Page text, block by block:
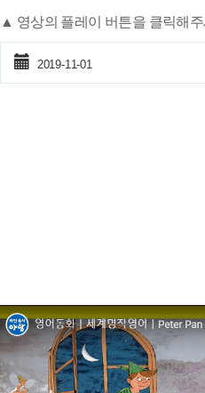
▲ 영상의 플레이 버튼을 클릭해
2019-11-01